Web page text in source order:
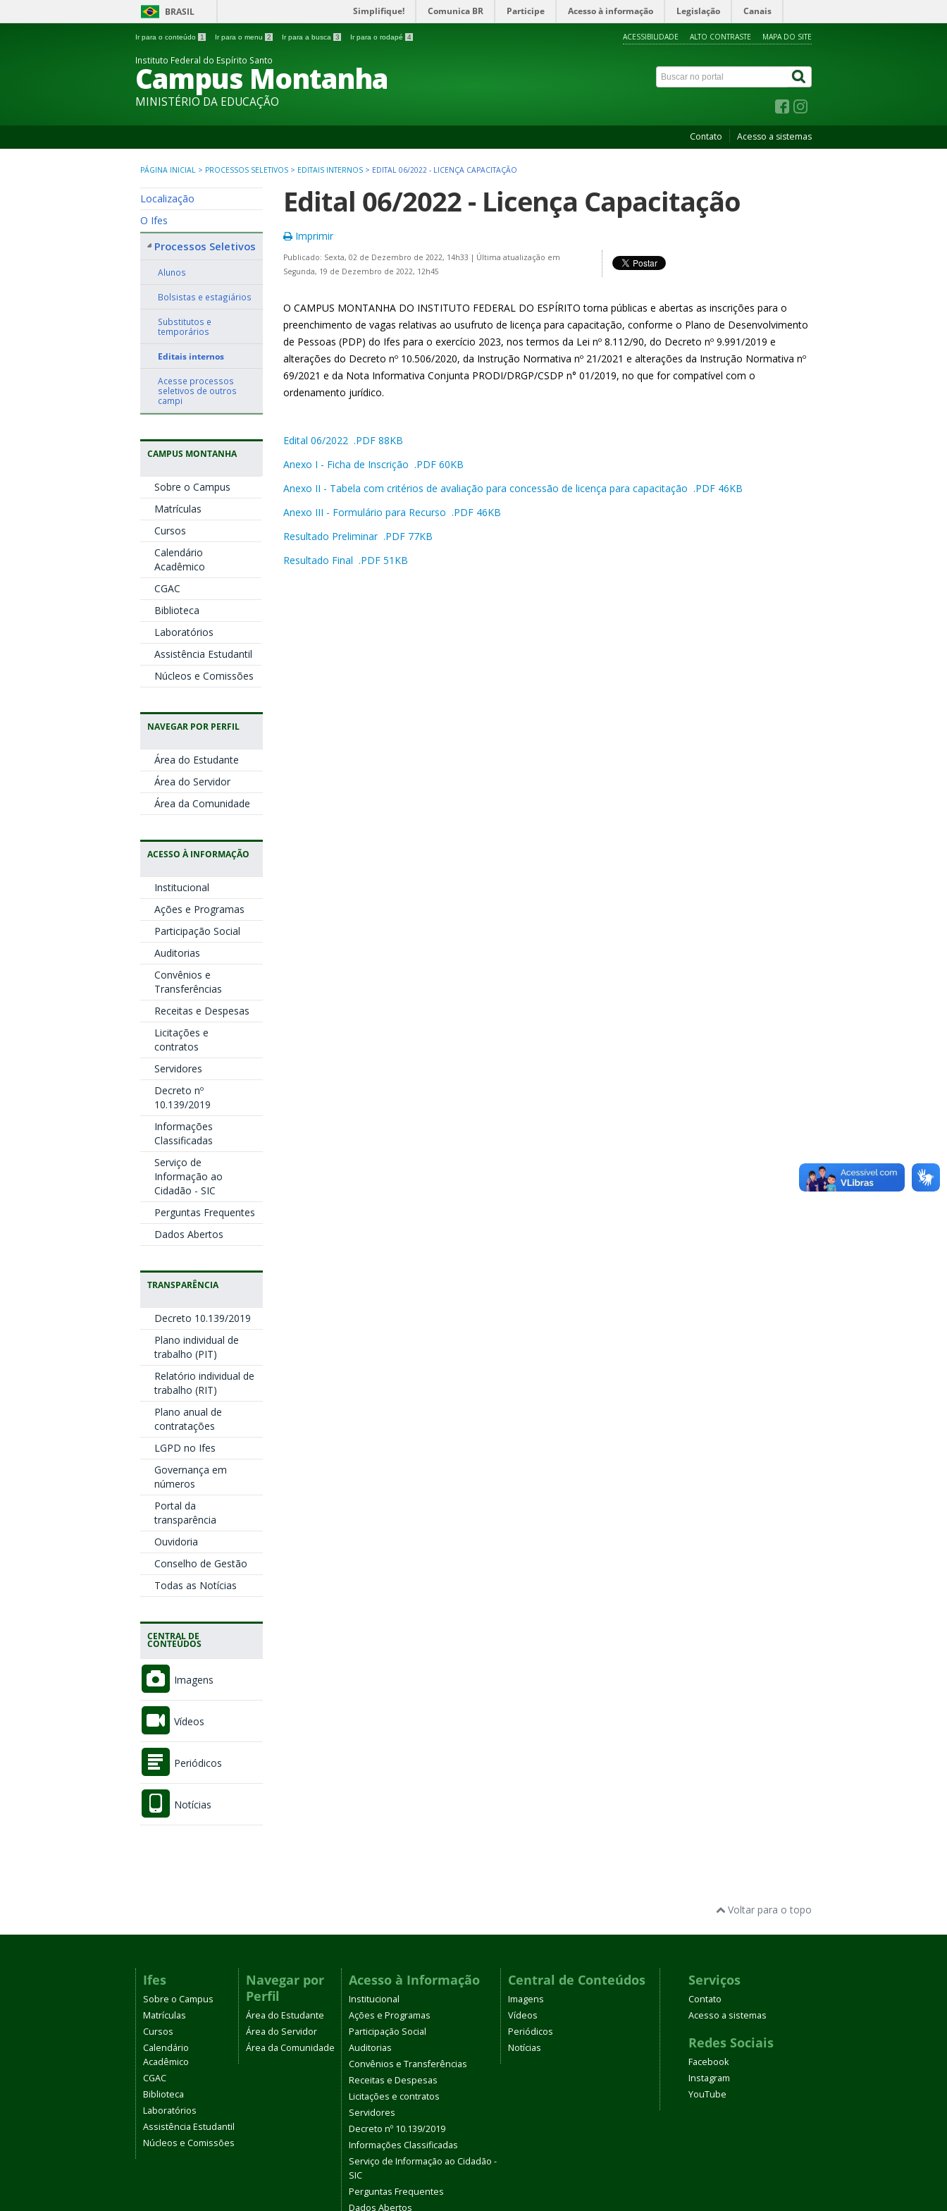
BRASIL Simplifique! Comunica BR Participe Acesso à informação Legislação Canais
Ir para o conteúdo 1 Ir para o menu 2 Ir para a busca 3 Ir para o rodapé 4 ACESSIBILIDADE ALTO CONTRASTE MAPA DO SITE
Instituto Federal do Espírito Santo
Campus Montanha
MINISTÉRIO DA EDUCAÇÃO
Contato Acesso a sistemas
PÁGINA INICIAL > PROCESSOS SELETIVOS > EDITAIS INTERNOS > EDITAL 06/2022 - LICENÇA CAPACITAÇÃO
Localização
O Ifes
Processos Seletivos
Alunos
Bolsistas e estagiários
Substitutos e
temporários
Editais internos
Acesse processos
seletivos de outros
campi
CAMPUS MONTANHA
Sobre o Campus
Matrículas
Cursos
Calendário
Acadêmico
CGAC
Biblioteca
Laboratórios
Assistência Estudantil
Núcleos e Comissões
NAVEGAR POR PERFIL
Área do Estudante
Área do Servidor
Área da Comunidade
ACESSO À INFORMAÇÃO
Institucional
Ações e Programas
Participação Social
Auditorias
Convênios e
Transferências
Receitas e Despesas
Licitações e
contratos
Servidores
Decreto nº
10.139/2019
Informações
Classificadas
Serviço de
Informação ao
Cidadão - SIC
Perguntas Frequentes
Dados Abertos
TRANSPARÊNCIA
Decreto 10.139/2019
Plano individual de
trabalho (PIT)
Relatório individual de
trabalho (RIT)
Plano anual de
contratações
LGPD no Ifes
Governança em
números
Portal da
transparência
Ouvidoria
Conselho de Gestão
Todas as Notícias
CENTRAL DE
CONTEÚDOS
Imagens
Vídeos
Periódicos
Notícias
Edital 06/2022 - Licença Capacitação
Imprimir
Publicado: Sexta, 02 de Dezembro de 2022, 14h33 | Última atualização em
Segunda, 19 de Dezembro de 2022, 12h45
O CAMPUS MONTANHA DO INSTITUTO FEDERAL DO ESPÍRITO torna públicas e abertas as inscrições para o
preenchimento de vagas relativas ao usufruto de licença para capacitação, conforme o Plano de Desenvolvimento
de Pessoas (PDP) do Ifes para o exercício 2023, nos termos da Lei nº 8.112/90, do Decreto nº 9.991/2019 e
alterações do Decreto nº 10.506/2020, da Instrução Normativa nº 21/2021 e alterações da Instrução Normativa nº
69/2021 e da Nota Informativa Conjunta PRODI/DRGP/CSDP n° 01/2019, no que for compatível com o
ordenamento jurídico.
Edital 06/2022 .PDF 88KB
Anexo I - Ficha de Inscrição .PDF 60KB
Anexo II - Tabela com critérios de avaliação para concessão de licença para capacitação .PDF 46KB
Anexo III - Formulário para Recurso .PDF 46KB
Resultado Preliminar .PDF 77KB
Resultado Final .PDF 51KB
Voltar para o topo
Ifes
Sobre o Campus
Matrículas
Cursos
Calendário
Acadêmico
CGAC
Biblioteca
Laboratórios
Assistência Estudantil
Núcleos e Comissões
Navegar por
Perfil
Área do Estudante
Área do Servidor
Área da Comunidade
Acesso à Informação
Institucional
Ações e Programas
Participação Social
Auditorias
Convênios e Transferências
Receitas e Despesas
Licitações e contratos
Servidores
Decreto nº 10.139/2019
Informações Classificadas
Serviço de Informação ao Cidadão -
SIC
Perguntas Frequentes
Dados Abertos
Central de Conteúdos
Imagens
Vídeos
Periódicos
Notícias
Serviços
Contato
Acesso a sistemas
Redes Sociais
Facebook
Instagram
YouTube